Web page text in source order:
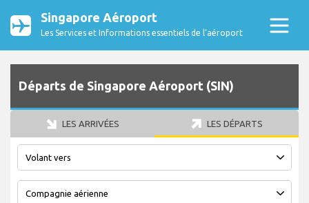
Singapore Aéroport
Les Services et Informations essentiels de l’aéroport
Départs de Singapore Aéroport (SIN)
LES ARRIVÉES LES DÉPARTS